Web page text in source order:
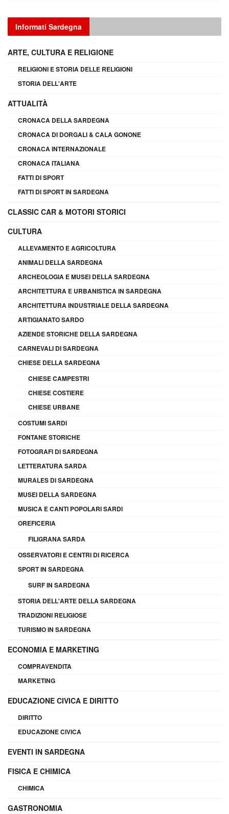
Informati Sardegna
ARTE, CULTURA E RELIGIONE
RELIGIONI E STORIA DELLE RELIGIONI
STORIA DELL'ARTE
ATTUALITÀ
CRONACA DELLA SARDEGNA
CRONACA DI DORGALI & CALA GONONE
CRONACA INTERNAZIONALE
CRONACA ITALIANA
FATTI DI SPORT
FATTI DI SPORT IN SARDEGNA
CLASSIC CAR & MOTORI STORICI
CULTURA
ALLEVAMENTO E AGRICOLTURA
ANIMALI DELLA SARDEGNA
ARCHEOLOGIA E MUSEI DELLA SARDEGNA
ARCHITETTURA E URBANISTICA IN SARDEGNA
ARCHITETTURA INDUSTRIALE DELLA SARDEGNA
ARTIGIANATO SARDO
AZIENDE STORICHE DELLA SARDEGNA
CARNEVALI DI SARDEGNA
CHIESE DELLA SARDEGNA
CHIESE CAMPESTRI
CHIESE COSTIERE
CHIESE URBANE
COSTUMI SARDI
FONTANE STORICHE
FOTOGRAFI DI SARDEGNA
LETTERATURA SARDA
MURALES DI SARDEGNA
MUSEI DELLA SARDEGNA
MUSICA E CANTI POPOLARI SARDI
OREFICERIA
FILIGRANA SARDA
OSSERVATORI E CENTRI DI RICERCA
SPORT IN SARDEGNA
SURF IN SARDEGNA
STORIA DELL'ARTE DELLA SARDEGNA
TRADIZIONI RELIGIOSE
TURISMO IN SARDEGNA
ECONOMIA E MARKETING
COMPRAVENDITA
MARKETING
EDUCAZIONE CIVICA E DIRITTO
DIRITTO
EDUCAZIONE CIVICA
EVENTI IN SARDEGNA
FISICA E CHIMICA
CHIMICA
GASTRONOMIA